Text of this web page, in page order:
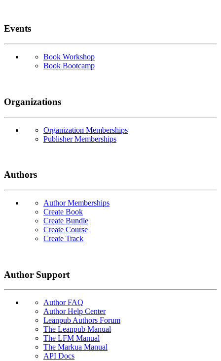
Events
Book Workshop
Book Bootcamp
Organizations
Organization Memberships
Publisher Memberships
Authors
Author Memberships
Create Book
Create Bundle
Create Course
Create Track
Author Support
Author FAQ
Author Help Center
Leanpub Authors Forum
The Leanpub Manual
The LFM Manual
The Markua Manual
API Docs